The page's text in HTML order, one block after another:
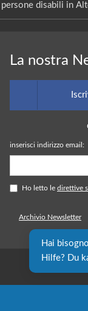
disabili in
La nostra
inserisci indirizzo email:
Ho letto le direttive
Archivio Newsletter
Hai
Hilfe? Du